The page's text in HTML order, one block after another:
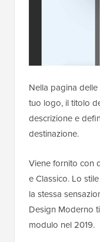
Nella pagina
tuo logo, il titolo
descrizione e
destinazione.
Viene fornito con
e Classico. Lo
la stessa
Design Moderno
modulo nel 2019.